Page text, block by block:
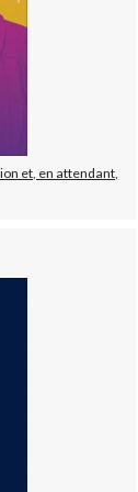
et, en attendant,